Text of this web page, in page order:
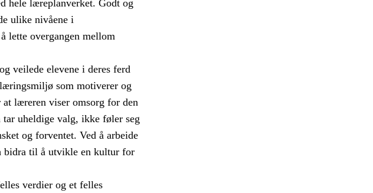
hele læreplanverket. Godt og
ulike nivåene i
lette overgangen mellom
veilede elevene i deres ferd
som motiverer og
læreren viser omsorg for den
uheldige valg, ikke føler seg
og forventet. Ved å arbeide
bidra til å utvikle en kultur for
verdier og et felles